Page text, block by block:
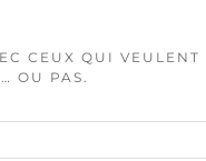
CEUX QUI VEULENT
OU PAS.